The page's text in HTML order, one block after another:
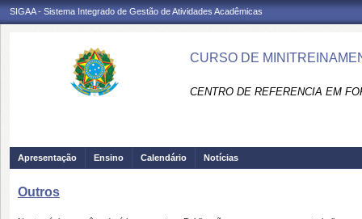
SIGAA - Sistema Integrado de Gestão de Atividades Acadêmicas
CURSO DE
CENTRO DE REFERENCIA EM
Apresentação Ensino Calendário Notícias
Outros